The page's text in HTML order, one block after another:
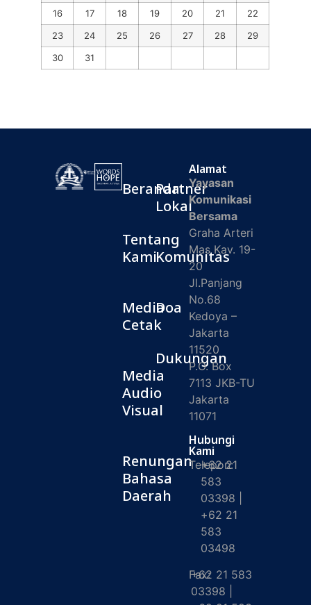
16 17 18 19 20 21
22
23
24 25 26 27 28
29
30
31
Beranda
Tentang
Kami
Media
Cetak
Media
Audio
Visual
Renungan
Bahasa
Daerah
Partner
Lokal
Komunitas
Doa
Dukungan
Alamat
Yayasan
Komunikasi
Bersama
Graha Arteri
Mas Kav. 19-
20
Jl.Panjang
No.68
Kedoya –
Jakarta
11520
P.O. Box
7113 JKB-TU
Jakarta
11071
Hubungi
Kami
Telepon:
+62 21
583
03398 |
+62 21
583
03498
Fax:
+62 21 583
03398 |